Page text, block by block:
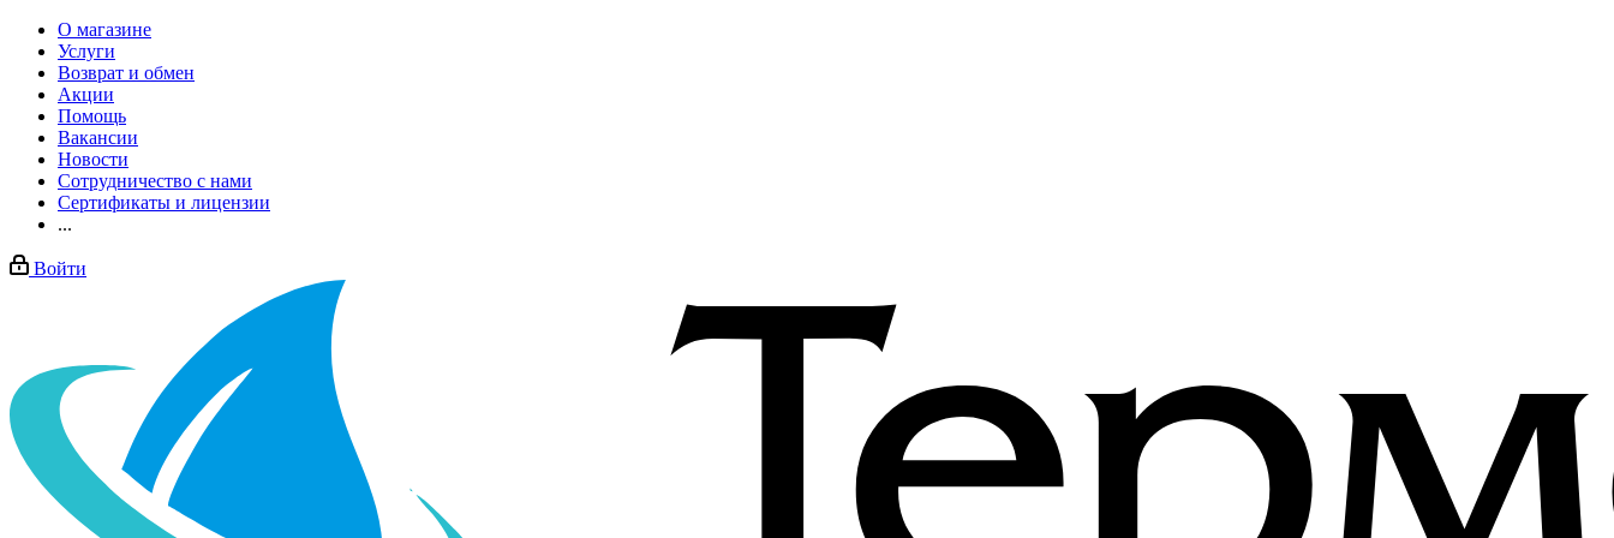
О магазине
Услуги
Возврат и обмен
Акции
Помощь
Вакансии
Новости
Сотрудничество с нами
Сертификаты и лицензии
...
Войти